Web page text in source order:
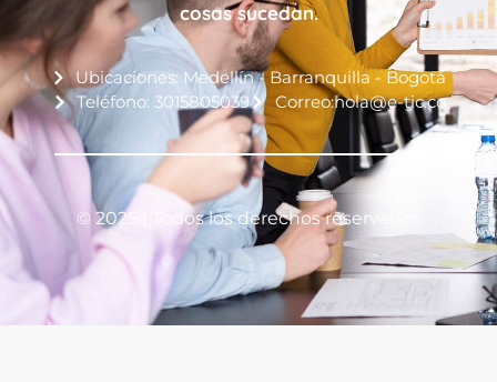
cosas sucedan.
Ubicaciones: Medellín - Barranquilla - Bogotá
Teléfono: 3015805039
Correo:hola@e-tic.co
© 2025 | Todos los derechos reservados